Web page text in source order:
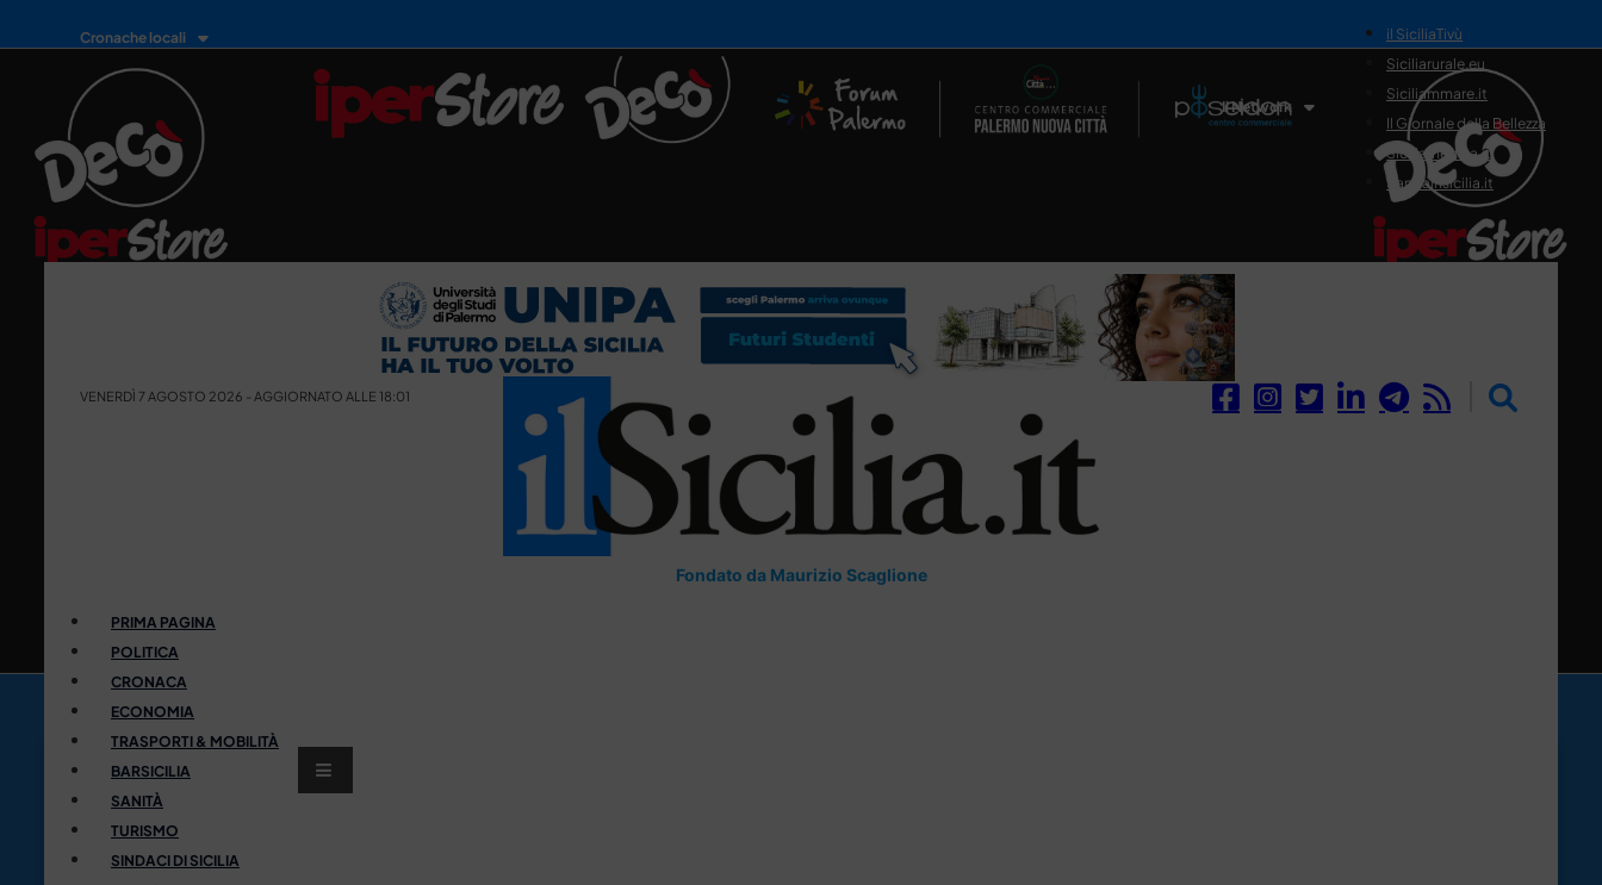
Cronache locali
Il Network
il SiciliaTivù
Siciliarurale.eu
Siciliammare.it
Il Giornale della Bellezza
Siciliamedica.it
Sanitainsicilia.it
VENERDÌ 7 AGOSTO 2026 - AGGIORNATO ALLE 18:01
Fondato da Maurizio Scaglione
PRIMA PAGINA
POLITICA
CRONACA
ECONOMIA
TRASPORTI & MOBILITÀ
BARSICILIA
SANITÀ
TURISMO
SINDACI DI SICILIA